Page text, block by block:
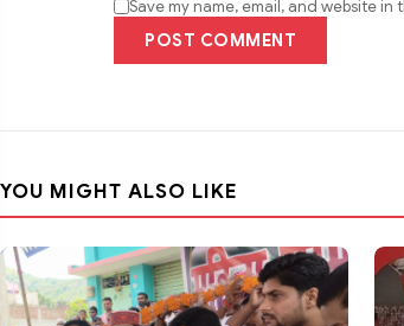
Save my name, email, and website
POST COMMENT
YOU MIGHT ALSO LIKE